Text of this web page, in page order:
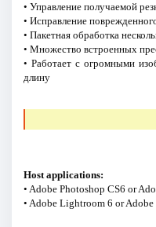
• Управление получаемой
• Исправление
• Пакетная обработка
• Множество встроенных
• Работает с огромными
длину
Host applications:
• Adobe Photoshop CS6 or
• Adobe Lightroom 6 or